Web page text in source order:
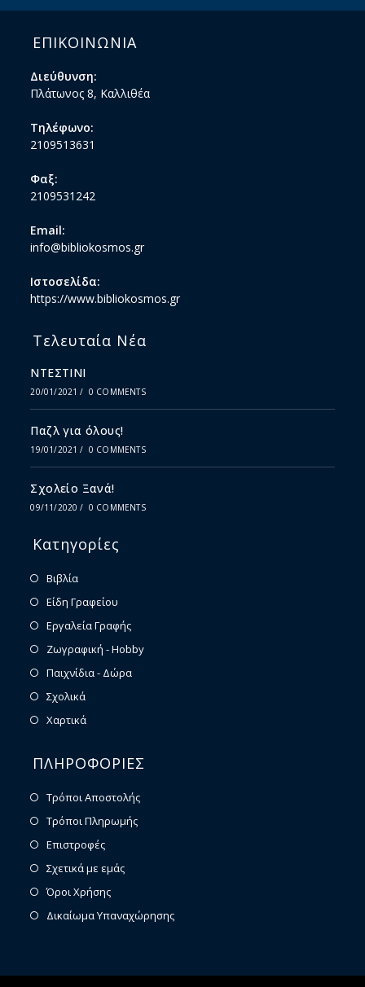
ΕΠΙΚΟΙΝΩΝΙΑ
Διεύθυνση:
Πλάτωνος 8, Καλλιθέα
Τηλέφωνο:
2109513631
Φαξ:
2109531242
Email:
info@bibliokosmos.gr
Ιστοσελίδα:
https://www.bibliokosmos.gr
Τελευταία Νέα
ΝΤΕΣΤΙΝΙ
20/01/2021 / 0 COMMENTS
Παζλ για όλους!
19/01/2021 / 0 COMMENTS
Σχολείο Ξανά!
09/11/2020 / 0 COMMENTS
Κατηγορίες
Βιβλία
Είδη Γραφείου
Εργαλεία Γραφής
Ζωγραφική - Hobby
Παιχνίδια - Δώρα
Σχολικά
Χαρτικά
ΠΛΗΡΟΦΟΡΙΕΣ
Τρόποι Αποστολής
Τρόποι Πληρωμής
Επιστροφές
Σχετικά με εμάς
Όροι Χρήσης
Δικαίωμα Υπαναχώρησης